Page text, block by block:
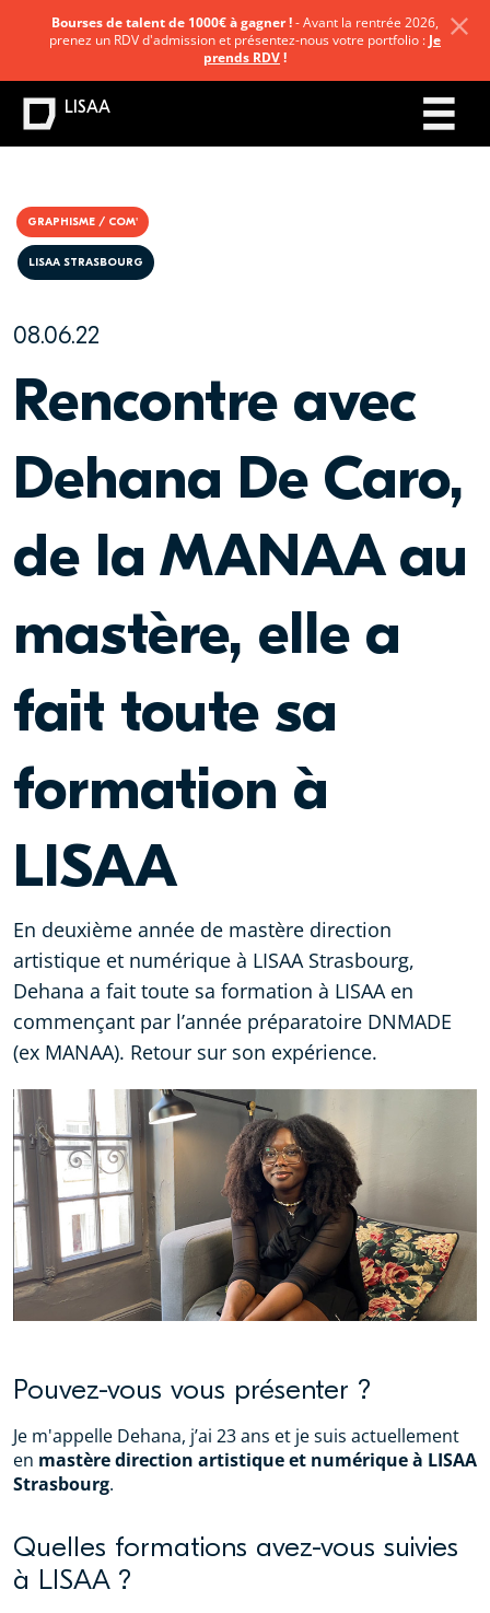
GRAPHISME / COM'
08.06.22
LISAA STRASBOURG
Rencontre avec
Dehana De Caro,
de la MANAA au
mastère, elle a
fait toute sa
formation à
LISAA
En deuxième année de mastère direction
artistique et numérique à LISAA Strasbourg,
Dehana a fait toute sa formation à LISAA en
commençant par l’année préparatoire DNMADE
(ex MANAA). Retour sur son expérience.
Pouvez-vous vous présenter ?
Je m'appelle Dehana, j’ai 23 ans et je suis actuellement
en mastère direction artistique et numérique à LISAA
Strasbourg.
Quelles formations avez-vous suivies
à LISAA ?
Bourses de talent de 1000€ à gagner !- Avant la rentrée 2026,
prenez un RDV d'admission et présentez-nous votre portfolio : Je
prends RDV!
LISAA